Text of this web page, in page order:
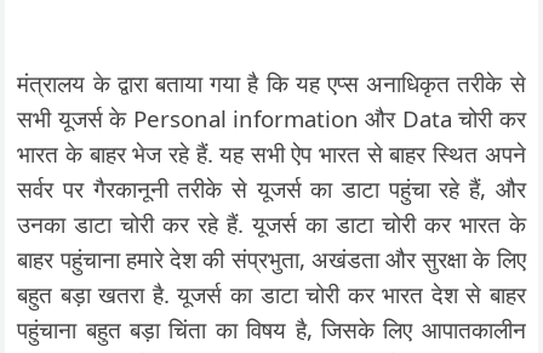
मंत्रालय के द्वारा बताया गया है कि यह एप्स अनाधिकृत तरीके से
सभी यूजर्स के Personal information और Data चोरी कर
भारत के बाहर भेज रहे हैं. यह सभी ऐप भारत से बाहर स्थित अपने
सर्वर पर गैरकानूनी तरीके से यूजर्स का डाटा पहुंचा रहे हैं, और
उनका डाटा चोरी कर रहे हैं. यूजर्स का डाटा चोरी कर भारत के
बाहर पहुंचाना हमारे देश की संप्रभुता, अखंडता और सुरक्षा के लिए
बहुत बड़ा खतरा है. यूजर्स का डाटा चोरी कर भारत देश से बाहर
पहुंचाना बहुत बड़ा चिंता का विषय है, जिसके लिए आपातकालीन